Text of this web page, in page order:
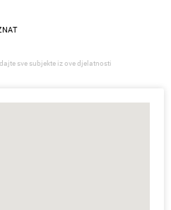
sve subjekte iz ove djelatnosti